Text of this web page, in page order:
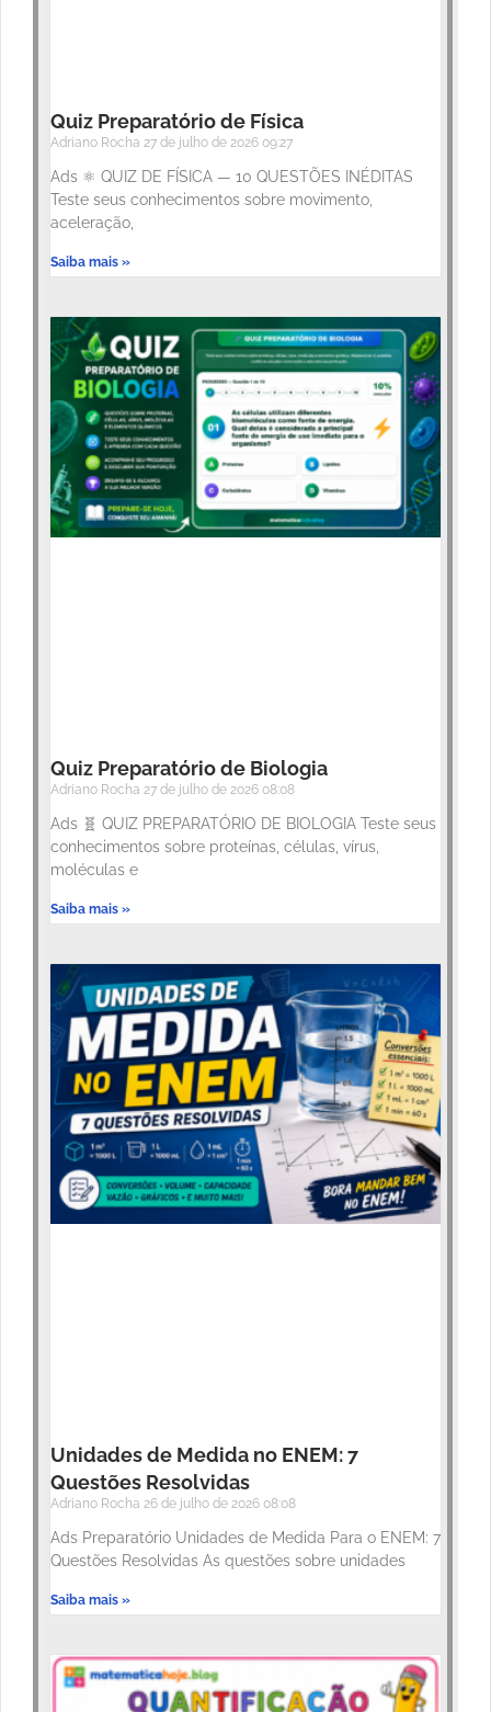
Quiz Preparatório de Física
Adriano Rocha 27 de julho de 2026 09:27
Ads ⚛️ QUIZ DE FÍSICA — 10 QUESTÕES INÉDITAS
Teste seus conhecimentos sobre movimento,
aceleração,
Saiba mais »
Quiz Preparatório de Biologia
Adriano Rocha 27 de julho de 2026 08:08
Ads 🧬 QUIZ PREPARATÓRIO DE BIOLOGIA Teste seus
conhecimentos sobre proteínas, células, vírus,
moléculas e
Saiba mais »
Unidades de Medida no ENEM: 7
Questões Resolvidas
Adriano Rocha 26 de julho de 2026 08:08
Ads Preparatório Unidades de Medida Para o ENEM: 7
Questões Resolvidas As questões sobre unidades
Saiba mais »